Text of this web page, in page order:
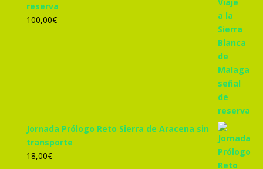
reserva
100,00€
Jornada Prólogo Reto Sierra de Aracena sin
transporte
18,00€